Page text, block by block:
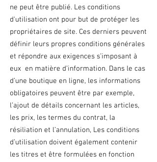
ne peut être publié. Les conditions
d'utilisation ont pour but de protéger les
propriétaires de site. Ces derniers peuvent
définir leurs propres conditions générales
et répondre aux exigences s’imposant à
eux en matière d’information. Dans le cas
d’une boutique en ligne, les informations
obligatoires peuvent être par exemple,
l’ajout de détails concernant les articles,
les prix, les termes du contrat, la
résiliation et l’annulation, Les conditions
d’utilisation doivent également contenir
les titres et être formulées en fonction